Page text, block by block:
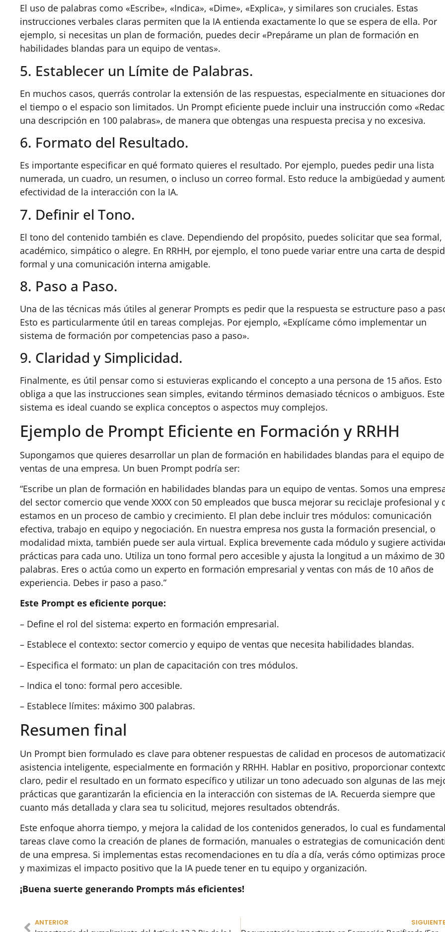
El uso de palabras como «Escribe», «Indica», «Dime», «Explica», y similares son cruciales. Estas
instrucciones verbales claras permiten que la IA entienda exactamente lo que se espera de ella. Por
ejemplo, si necesitas un plan de formación, puedes decir «Prepárame un plan de formación en
habilidades blandas para un equipo de ventas».
5. Establecer un Límite de Palabras.
En muchos casos, querrás controlar la extensión de las respuestas, especialmente en situaciones
el tiempo o el espacio son limitados. Un Prompt eficiente puede incluir una instrucción como
una descripción en 100 palabras», de manera que obtengas una respuesta precisa y no excesiva.
6. Formato del Resultado.
Es importante especificar en qué formato quieres el resultado. Por ejemplo, puedes pedir una lista
numerada, un cuadro, un resumen, o incluso un correo formal. Esto reduce la ambigüedad y
efectividad de la interacción con la IA.
7. Definir el Tono.
El tono del contenido también es clave. Dependiendo del propósito, puedes solicitar que sea formal,
académico, simpático o alegre. En RRHH, por ejemplo, el tono puede variar entre una carta de
formal y una comunicación interna amigable.
8. Paso a Paso.
Una de las técnicas más útiles al generar Prompts es pedir que la respuesta se estructure paso a
Esto es particularmente útil en tareas complejas. Por ejemplo, «Explícame cómo implementar un
sistema de formación por competencias paso a paso».
9. Claridad y Simplicidad.
Finalmente, es útil pensar como si estuvieras explicando el concepto a una persona de 15 años. Esto
obliga a que las instrucciones sean simples, evitando términos demasiado técnicos o ambiguos. Este
sistema es ideal cuando se explica conceptos o aspectos muy complejos.
Ejemplo de Prompt Eficiente en Formación y RRHH
Supongamos que quieres desarrollar un plan de formación en habilidades blandas para el equipo de
ventas de una empresa. Un buen Prompt podría ser:
“Escribe un plan de formación en habilidades blandas para un equipo de ventas. Somos una
del sector comercio que vende XXXX con 50 empleados que busca mejorar su reciclaje profesional y
estamos en un proceso de cambio y crecimiento. El plan debe incluir tres módulos: comunicación
efectiva, trabajo en equipo y negociación. En nuestra empresa nos gusta la formación presencial, o
modalidad mixta, también puede ser aula virtual. Explica brevemente cada módulo y sugiere
prácticas para cada uno. Utiliza un tono formal pero accesible y ajusta la longitud a un máximo de
palabras. Eres o actúa como un experto en formación empresarial y ventas con más de 10 años de
experiencia. Debes ir paso a paso.”
Este Prompt es eficiente porque:
– Define el rol del sistema: experto en formación empresarial.
– Establece el contexto: sector comercio y equipo de ventas que necesita habilidades blandas.
– Especifica el formato: un plan de capacitación con tres módulos.
– Indica el tono: formal pero accesible.
– Establece límites: máximo 300 palabras.
Resumen final
Un Prompt bien formulado es clave para obtener respuestas de calidad en procesos de
asistencia inteligente, especialmente en formación y RRHH. Hablar en positivo, proporcionar
claro, pedir el resultado en un formato específico y utilizar un tono adecuado son algunas de las
prácticas que garantizarán la eficiencia en la interacción con sistemas de IA. Recuerda siempre que
cuanto más detallada y clara sea tu solicitud, mejores resultados obtendrás.
Este enfoque ahorra tiempo, y mejora la calidad de los contenidos generados, lo cual es
tareas clave como la creación de planes de formación, manuales o estrategias de comunicación
de una empresa. Si implementas estas recomendaciones en tu día a día, verás cómo optimizas
y maximizas el impacto positivo que la IA puede tener en tu equipo y organización.
¡Buena suerte generando Prompts más eficientes!
ANTERIOR